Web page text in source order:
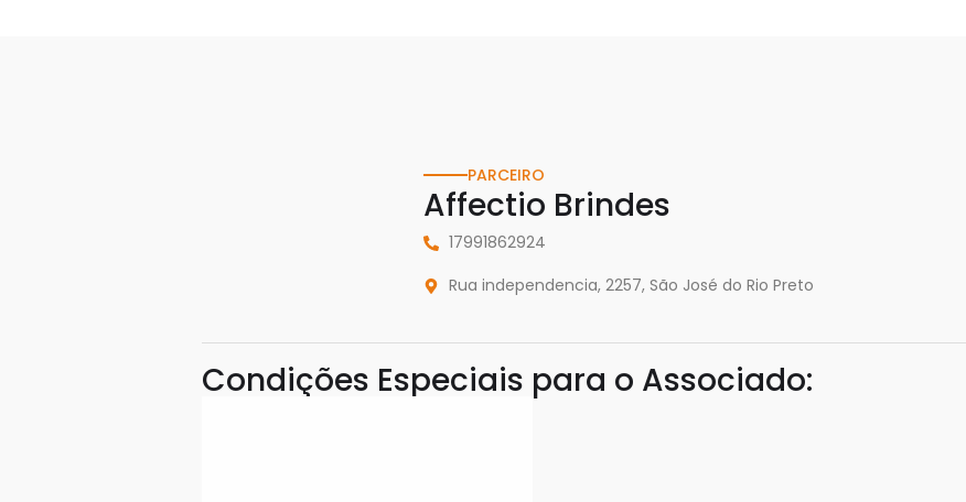
PARCEIRO
Affectio Brindes
17991862924
Rua independencia, 2257, São José do Rio Preto
Condições Especiais para o Associado: